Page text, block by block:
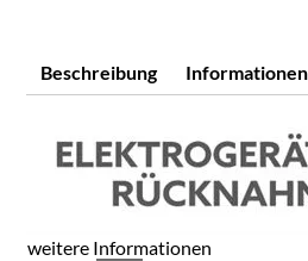
Beschreibung
weitere Informationen